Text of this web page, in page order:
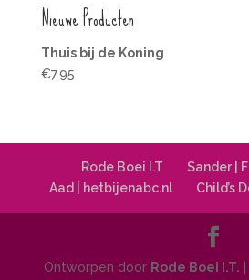
Nieuwe Producten
Thuis bij de Koning
€7.95
Rode Boei I.T
Sander |
Aad | hetbijenabc.nl
Child’s
Ontworpen door Rode Boei I.T.